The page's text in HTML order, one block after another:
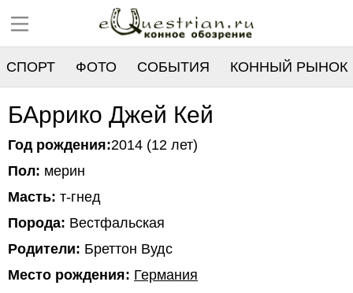
СПОРТ ФОТО СОБЫТИЯ КОННЫЙ РЫНОК
РЕЕСТР
БАррико Джей Кей
Год рождения:2014 (12 лет)
Пол: мерин
Масть: т-гнед
Порода: Вестфальская
Родители: Бреттон Вудс
Место рождения: Германия